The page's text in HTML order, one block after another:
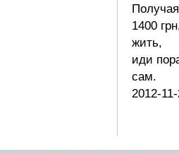
1400
жить,
иди
сам.
2012-